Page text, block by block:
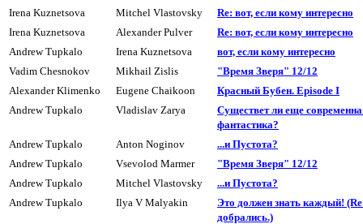
Irena Kuznetsova
Mitchel Vlastovsky
Re: вот, если кому интересно
Irena Kuznetsova
Alexander Pulver
Re: вот, если комy интеpесно
Andrew Tupkalo
Irena Kuznetsova
вот, если кому интересно
Vadim Chesnokov
Mikhail Zislis
"Вpемя Звеpя" 12/12
Alexander Klimenko
Eugene Chaikoon
Красный Бубен. Episode I
Andrew Tupkalo
Vladislav Zarya
Существет ли еще
фантастика?
Andrew Tupkalo
Anton Noginov
...и Пyстота?
Andrew Tupkalo
Vsevolod Marmer
"Время Зверя" 12/12
Andrew Tupkalo
Mitchel Vlastovsky
...и Пyстота?
Andrew Tupkalo
Ilya V Malyakin
Это должен знать каждый!
добpались.)